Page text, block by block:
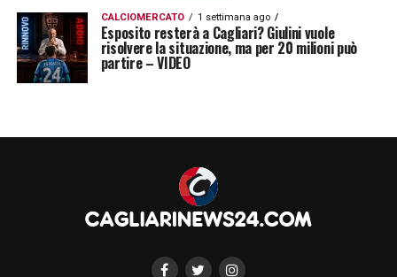
CALCIOMERCATO 1 settimana ago
Esposito resterà a Cagliari? Giulini vuole
risolvere la situazione, ma per 20 milioni può
partire – VIDEO